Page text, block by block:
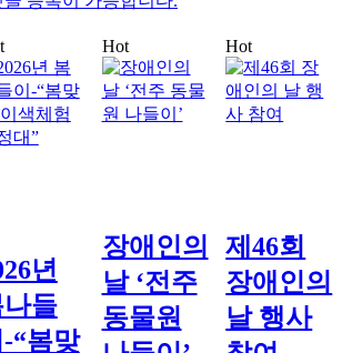
년
들
-“봄맞
Hot
장애인의
날 ‘전주
동물원
Hot
제46회
장애인의
날 행사